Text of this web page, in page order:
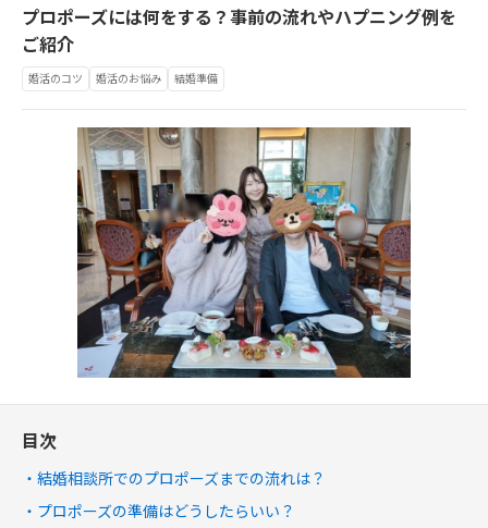
プロポーズには何をする？事前の流れやハプニング例を
ご紹介
婚活のコツ 婚活のお悩み 結婚準備
目次
結婚相談所でのプロポーズまでの流れは？
プロポーズの準備はどうしたらいい？